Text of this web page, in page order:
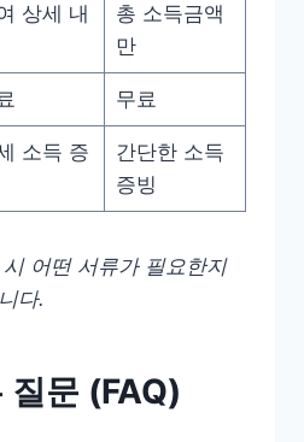
상세 내
총 소득금액
만
무료
소득 증
간단한 소득
증빙
어떤 서류가 필요한지
다.
질문 (FAQ)